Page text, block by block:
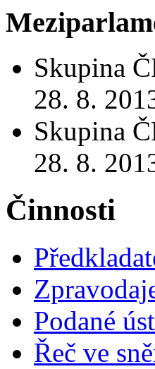
Skupina
28. 8.
Skupina
28. 8.
Činnosti
Podané
Řeč ve